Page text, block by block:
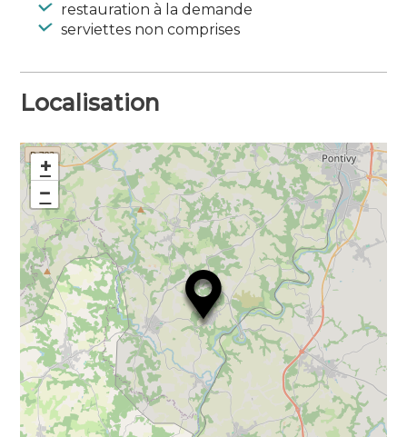
restauration à la demande
serviettes non comprises
Localisation
+
−